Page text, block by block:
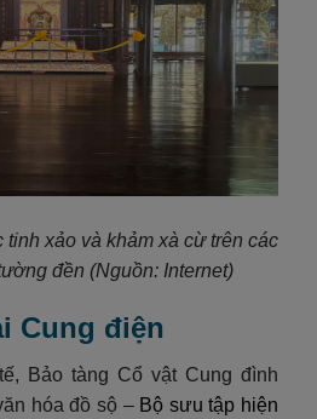
xảo và khảm xà cừ trên các
đền (Nguồn: Internet)
Cung điện
Bảo tàng Cổ vật Cung đình
hóa đồ sộ –Bộ sưu tập hiện